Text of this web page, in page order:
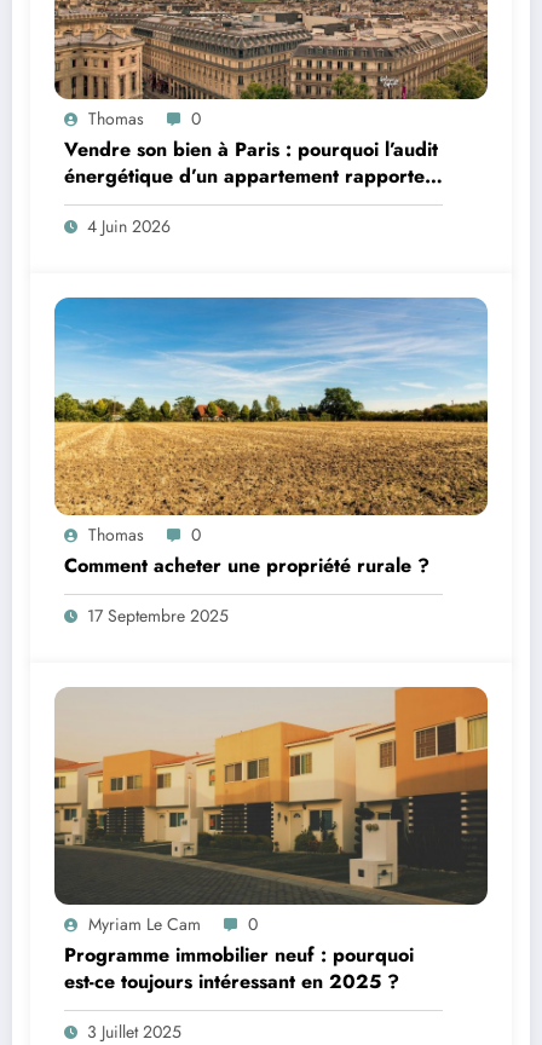
Thomas 0
Vendre son bien à Paris : pourquoi l’audit
énergétique d’un appartement rapporte
plus que le Home Staging
4 Juin 2026
Thomas 0
Comment acheter une propriété rurale ?
17 Septembre 2025
Myriam Le Cam 0
Programme immobilier neuf : pourquoi
est-ce toujours intéressant en 2025 ?
3 Juillet 2025